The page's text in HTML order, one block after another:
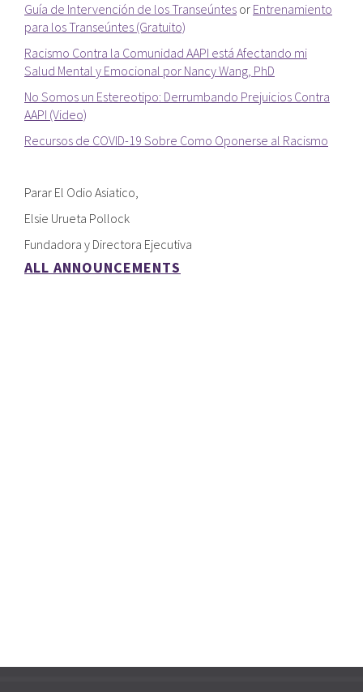
Guía de Intervención de los Transeúntes or Entrenamiento
para los Transeúntes (Gratuito)
Racismo Contra la Comunidad AAPI está Afectando mi
Salud Mental y Emocional por Nancy Wang, PhD
No Somos un Estereotipo: Derrumbando Prejuicios Contra
AAPI (Video)
Recursos de COVID-19 Sobre Como Oponerse al Racismo
Parar El Odio Asiatico,
Elsie Urueta Pollock
Fundadora y Directora Ejecutiva
ALL ANNOUNCEMENTS